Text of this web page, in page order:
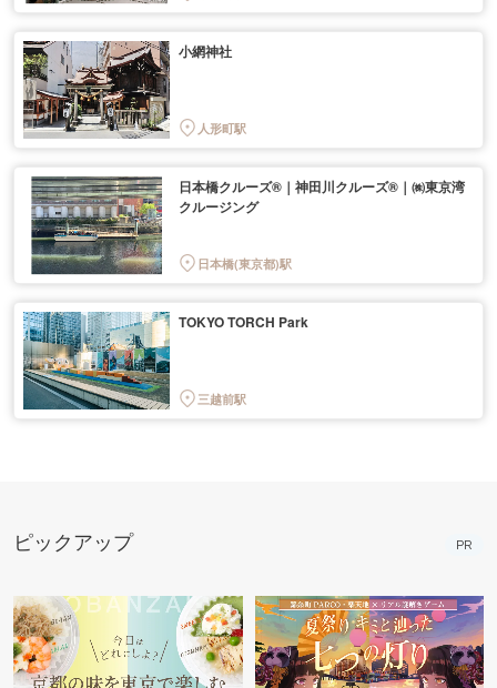
小網神社
人形町駅
日本橋クルーズ®｜神田川クルーズ®｜㈱東京湾
クルージング
日本橋(東京都)駅
TOKYO TORCH Park
三越前駅
ピックアップ PR